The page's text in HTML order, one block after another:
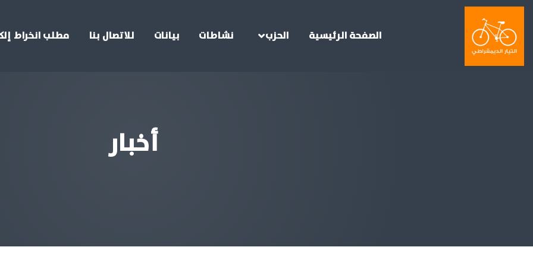
الصفحة الرئيسية الحزب نشاطات بيانات للاتصال بنا مطلب انخراط
أخبار